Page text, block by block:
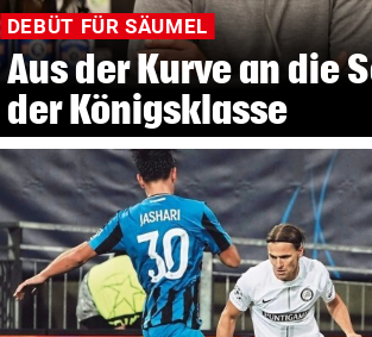
DEBÜT FÜR SÄUMEL
Aus der Kurve an die
der Königsklasse